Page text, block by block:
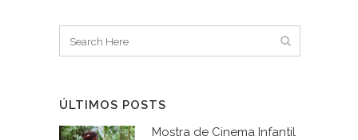
ÚLTIMOS POSTS
Mostra de Cinema Infantil